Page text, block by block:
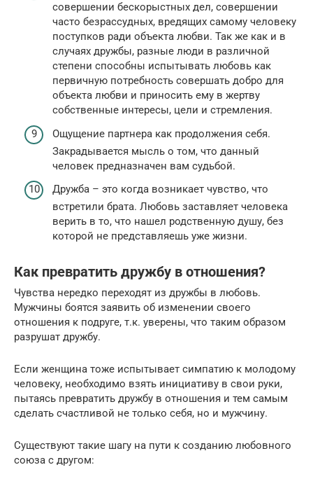
совершении бескорыстных дел, совершении
часто безрассудных, вредящих самому человеку
поступков ради объекта любви. Так же как и в
случаях дружбы, разные люди в различной
степени способны испытывать любовь как
первичную потребность совершать добро для
объекта любви и приносить ему в жертву
собственные интересы, цели и стремления.
Ощущение партнера как продолжения себя.
Закрадывается мысль о том, что данный
человек предназначен вам судьбой.
Дружба – это когда возникает чувство, что
встретили брата. Любовь заставляет человека
верить в то, что нашел родственную душу, без
которой не представляешь уже жизни.
Как превратить дружбу в отношения?
Чувства нередко переходят из дружбы в любовь.
Мужчины боятся заявить об изменении своего
отношения к подруге, т.к. уверены, что таким образом
разрушат дружбу.
Если женщина тоже испытывает симпатию к молодому
человеку, необходимо взять инициативу в свои руки,
пытаясь превратить дружбу в отношения и тем самым
сделать счастливой не только себя, но и мужчину.
Существуют такие шагу на пути к созданию любовного
союза с другом: